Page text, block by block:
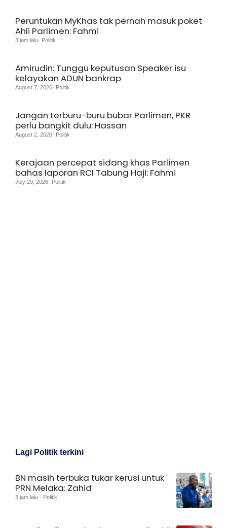
Peruntukan MyKhas tak pernah masuk poket
Ahli Parlimen: Fahmi
3 jam lalu· Politik
Amirudin: Tunggu keputusan Speaker isu
kelayakan ADUN bankrap
August 7, 2026· Politik
Jangan terburu-buru bubar Parlimen, PKR
perlu bangkit dulu: Hassan
August 2, 2026· Politik
Kerajaan percepat sidang khas Parlimen
bahas laporan RCI Tabung Haji: Fahmi
July 29, 2026· Politik
Lagi Politik terkini
BN masih terbuka tukar kerusi untuk
PRN Melaka: Zahid
3 jam lalu · Politik